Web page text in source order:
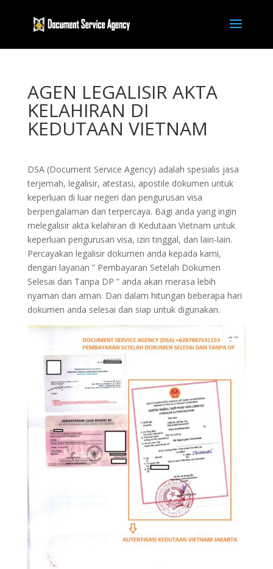
AGEN LEGALISIR AKTA
KELAHIRAN DI
KEDUTAAN VIETNAM
DSA (Document Service Agency) adalah spesialis jasa
terjemah, legalisir, atestasi, apostile dokumen untuk
keperluan di luar negeri dan pengurusan visa
berpengalaman dan terpercaya. Bagi anda yang ingin
melegalisir akta kelahiran di Kedutaan Vietnam untuk
keperluan pengurusan visa, izin tinggal, dan lain-lain.
Percayakan legalisir dokumen anda kepada kami,
dengan layanan ” Pembayaran Setelah Dokumen
Selesai dan Tanpa DP ” anda akan merasa lebih
nyaman dan aman. Dan dalam hitungan beberapa hari
dokumen anda selesai dan siap untuk digunakan.